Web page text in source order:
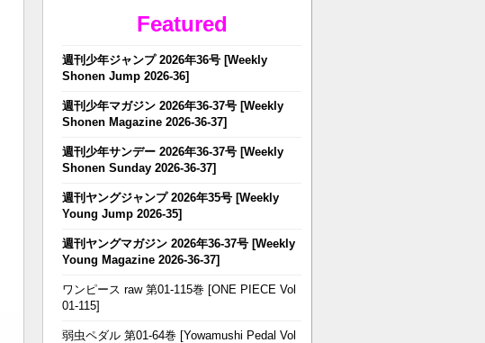
Featured
週刊少年ジャンプ 2026年36号 [Weekly
Shonen Jump 2026-36]
週刊少年マガジン 2026年36-37号 [Weekly
Shonen Magazine 2026-36-37]
週刊少年サンデー 2026年36-37号 [Weekly
Shonen Sunday 2026-36-37]
週刊ヤングジャンプ 2026年35号 [Weekly
Young Jump 2026-35]
週刊ヤングマガジン 2026年36-37号 [Weekly
Young Magazine 2026-36-37]
ワンピース raw 第01-115巻 [ONE PIECE Vol
01-115]
弱虫ペダル 第01-64巻 [Yowamushi Pedal Vol